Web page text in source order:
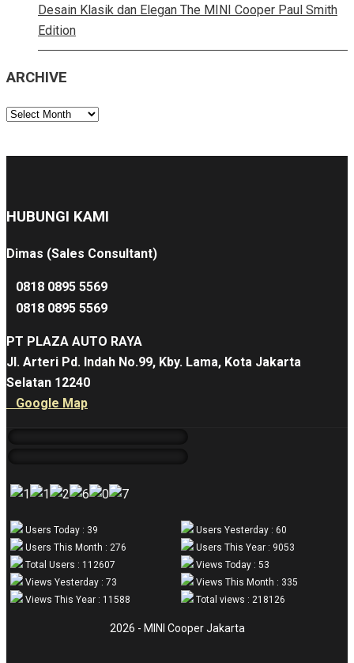
Desain Klasik dan Elegan The MINI Cooper Paul Smith
Edition
ARCHIVE
ARCHIVE
HUBUNGI KAMI
Dimas (Sales Consultant)
0818 0895 5569
0818 0895 5569
PT PLAZA AUTO RAYA
Jl. Arteri Pd. Indah No.99, Kby. Lama, Kota Jakarta
Selatan 12240
Google Map
Users Today : 39
Users Yesterday : 60
Users This Month : 276
Users This Year : 9053
Total Users : 112607
Views Today : 53
Views Yesterday : 73
Views This Month : 335
Views This Year : 11588
Total views : 218126
2026 - MINI Cooper Jakarta